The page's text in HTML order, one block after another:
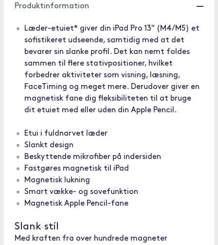
Produktinformation
Læder-etuiet* giver din iPad Pro 13" (M4/M5) et
sofistikeret udseende, samtidig med at det
bevarer sin slanke profil. Det kan nemt foldes
sammen til flere stativpositioner, hvilket
forbedrer aktiviteter som visning, læsning,
FaceTiming og meget mere. Derudover giver en
magnetisk fane dig fleksibiliteten til at bruge
dit etuiet med eller uden din Apple Pencil.
Etui i fuldnarvet læder
Slankt design
Beskyttende mikrofiber på indersiden
Fastgøres magnetisk til iPad
Magnetisk lukning
Smart vække- og sovefunktion
Magnetisk Apple Pencil-fane
Slank stil
Med kraften fra over hundrede magneter